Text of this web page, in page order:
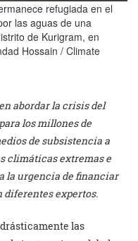
refugiada en el
las aguas de una
de Kurigram, en
Hossain / Climate
abordar la crisis del
los millones de
de subsistencia a
climáticas extremas e
la urgencia de financiar
diferentes expertos.
las